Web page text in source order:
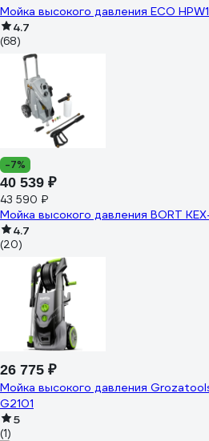
Мойка высокого давления ECO
4.7
(68)
-7%
40 539 ₽
43 590 ₽
Мойка высокого давления BORT
4.7
(20)
26 775 ₽
Мойка высокого давления
G2101
5
(1)